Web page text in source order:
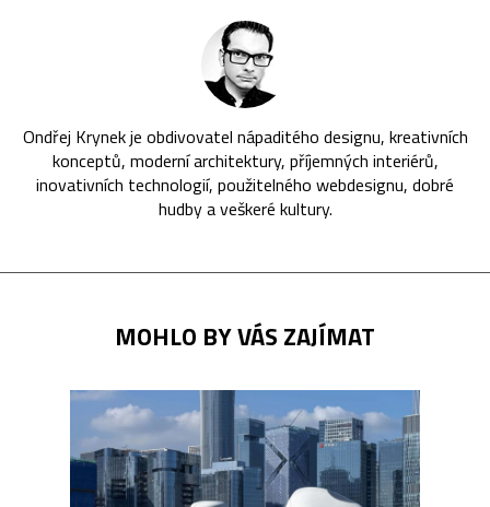
Ondřej Krynek je obdivovatel nápaditého designu, kreativních
konceptů, moderní architektury, příjemných interiérů,
inovativních technologií, použitelného webdesignu, dobré
hudby a veškeré kultury.
MOHLO BY VÁS ZAJÍMAT